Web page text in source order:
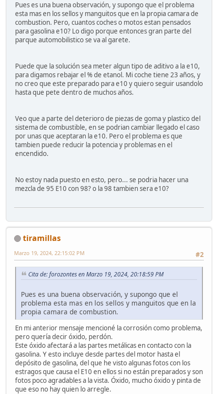
Pues es una buena observación, y supongo que el problema
esta mas en los sellos y manguitos que en la propia camara de
combustion. Pero, cuantos coches o motos estan pensados
para gasolina e10? Lo digo porque entonces gran parte del
parque automobilistico se va al garete.
Puede que la solución sea meter algun tipo de aditivo a la e10,
para digamos rebajar el % de etanol. Mi coche tiene 23 años, y
no creo que este preparado para e10 y quiero seguir usandolo
hasta que pete dentro de muchos años.
Veo que a parte del deterioro de piezas de goma y plastico del
sistema de combustible, en se podrian cambiar llegado el caso
por unas que aceptaran la e10. Pero el problema es que
tambien puede reducir la potencia y problemas en el
encendido.
No estoy nada puesto en esto, pero... se podria hacer una
mezcla de 95 E10 con 98? o la 98 tambien sera e10?
tiramillas
#2
Marzo 19, 2024, 22:15:02 PM
Cita de: forozontes en Marzo 19, 2024, 20:18:59 PM
Pues es una buena observación, y supongo que el
problema esta mas en los sellos y manguitos que en la
propia camara de combustion.
En mi anterior mensaje mencioné la corrosión como problema,
pero quería decir óxido, perdón.
Este óxido afectará a las partes metálicas en contacto con la
gasolina. Y esto incluye desde partes del motor hasta el
depósito de gasolina, del que he visto algunas fotos con los
estragos que causa el E10 en ellos si no están preparados y son
fotos poco agradables a la vista. Óxido, mucho óxido y pinta de
que eso no hay quien lo arregle.